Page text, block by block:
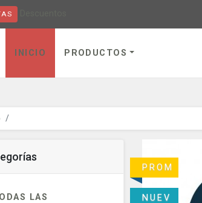
- go to homepage
INICIO PRODUCTOS
LAS
PROM
NUEV